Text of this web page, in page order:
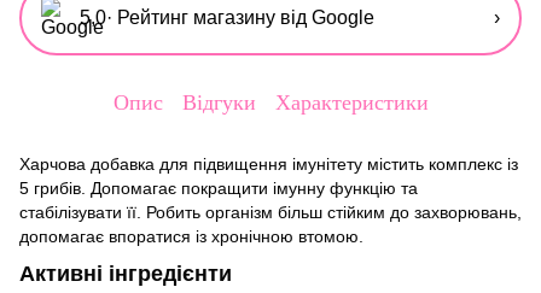
5,0· Рейтинг магазину від Google ›
Опис Відгуки Характеристики
Харчова добавка для підвищення імунітету містить комплекс із
5 грибів. Допомагає покращити імунну функцію та
стабілізувати її. Робить організм більш стійким до захворювань,
допомагає впоратися із хронічною втомою.
Активні інгредієнти